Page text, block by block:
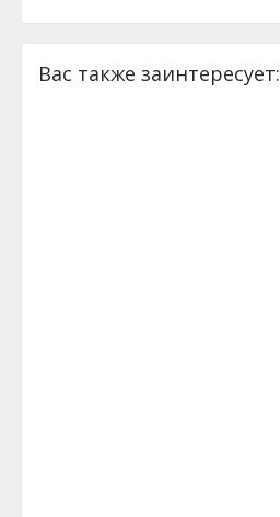
Вас также заинтересует: